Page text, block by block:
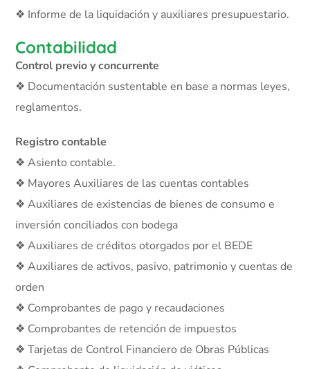
❖ Informe de la liquidación y auxiliares presupuestario.
Contabilidad
Control previo y concurrente
❖ Documentación sustentable en base a normas leyes,
reglamentos.
Registro contable
❖ Asiento contable.
❖ Mayores Auxiliares de las cuentas contables
❖ Auxiliares de existencias de bienes de consumo e
inversión conciliados con bodega
❖ Auxiliares de créditos otorgados por el BEDE
❖ Auxiliares de activos, pasivo, patrimonio y cuentas de
orden
❖ Comprobantes de pago y recaudaciones
❖ Comprobantes de retención de impuestos
❖ Tarjetas de Control Financiero de Obras Públicas